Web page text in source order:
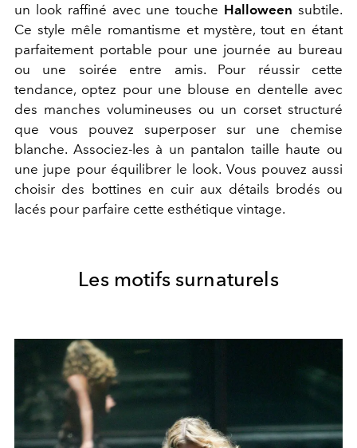
un look raffiné avec une touche Halloween subtile.
Ce style mêle romantisme et mystère, tout en étant
parfaitement portable pour une journée au bureau
ou une soirée entre amis. Pour réussir cette
tendance, optez pour une blouse en dentelle avec
des manches volumineuses ou un corset structuré
que vous pouvez superposer sur une chemise
blanche. Associez-les à un pantalon taille haute ou
une jupe pour équilibrer le look. Vous pouvez aussi
choisir des bottines en cuir aux détails brodés ou
lacés pour parfaire cette esthétique vintage.
Les motifs surnaturels